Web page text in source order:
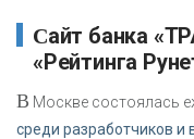
Сайт банка «ТРАСТ» в тройке лидеров
«Рейтинга
В Москве состоялась
среди разработчиков и